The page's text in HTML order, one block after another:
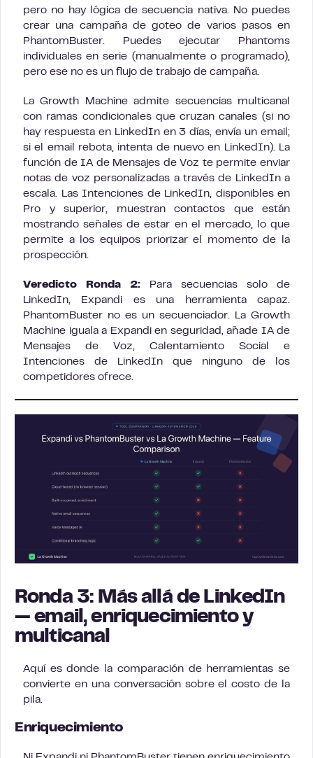
pero no hay lógica de secuencia nativa. No puedes
crear una campaña de goteo de varios pasos en
PhantomBuster. Puedes ejecutar Phantoms
individuales en serie (manualmente o programado),
pero ese no es un flujo de trabajo de campaña.
La Growth Machine admite secuencias multicanal
con ramas condicionales que cruzan canales (si no
hay respuesta en LinkedIn en 3 días, envía un email;
si el email rebota, intenta de nuevo en LinkedIn). La
función de IA de Mensajes de Voz te permite enviar
notas de voz personalizadas a través de LinkedIn a
escala. Las Intenciones de LinkedIn, disponibles en
Pro y superior, muestran contactos que están
mostrando señales de estar en el mercado, lo que
permite a los equipos priorizar el momento de la
prospección.
Veredicto Ronda 2: Para secuencias solo de
LinkedIn, Expandi es una herramienta capaz.
PhantomBuster no es un secuenciador. La Growth
Machine iguala a Expandi en seguridad, añade IA de
Mensajes de Voz, Calentamiento Social e
Intenciones de LinkedIn que ninguno de los
competidores ofrece.
Ronda 3: Más allá de LinkedIn
— email, enriquecimiento y
multicanal
Aquí es donde la comparación de herramientas se
convierte en una conversación sobre el costo de la
pila.
Enriquecimiento